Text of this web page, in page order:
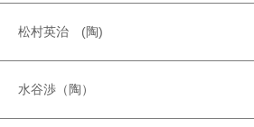
松村英治 (陶)
水谷渉（陶）